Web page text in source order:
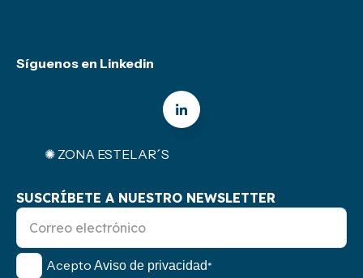
Síguenos en Linkedin
✺ ZONA ESTELAR´S
SUSCRÍBETE A NUESTRO NEWSLETTER
Acepto Aviso de privacidad*